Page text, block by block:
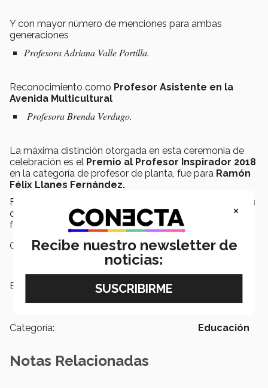
Y con mayor número de menciones para ambas
generaciones
Profesora Adriana Valle Portilla.
Reconocimiento como Profesor Asistente en la
Avenida Multicultural
Profesora Brenda Verdugo.
La máxima distinción otorgada en esta ceremonia de
celebración es el Premio al Profesor Inspirador 2018
en la categoría de profesor de planta, fue para Ramón
Félix Llanes Fernández.
Felicitamos a todos los profesores mencionados por su
destacada labor formativa en nuestros alumnos y
futuros líderes emprendedores con sentido humano.
Campus:
San Luis Potosí
Etiquetas: Profesor inspirador,
Categoría: Educación
Notas Relacionadas
×
Recibe nuestro newsletter de
noticias: